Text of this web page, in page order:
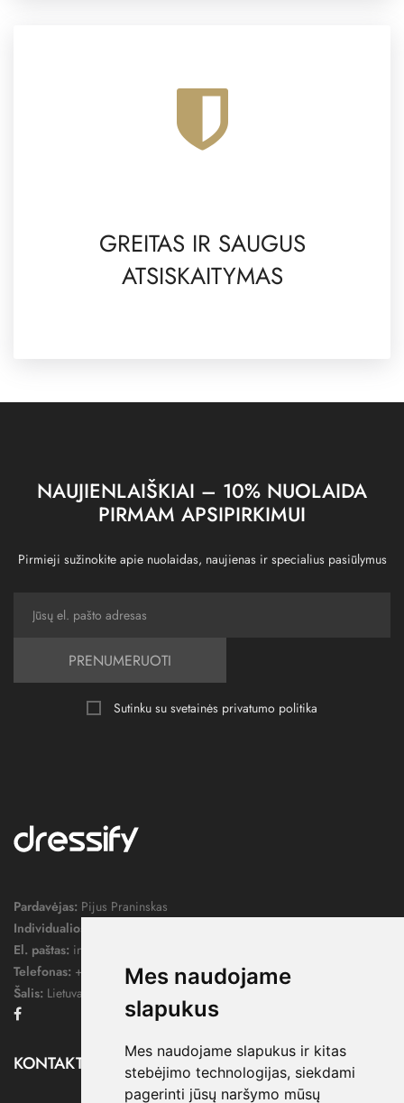
Mes naudojame
slapukus
Mes naudojame slapukus ir kitas
stebėjimo technologijas, siekdami
pagerinti jūsų naršymo mūsų
GREITAS IR SAUGUS
ATSISKAITYMAS
NAUJIENLAIŠKIAI – 10% NUOLAIDA
PIRMAM APSIPIRKIMUI
Pirmieji sužinokite apie nuolaidas, naujienas ir specialius pasiūlymus
PRENUMERUOTI
Sutinku su svetainės privatumo politika
Pardavėjas: Pijus Praninskas
Individualios veiklos pažymos nr.:
El. paštas: info@dressify.lt
Telefonas: +370 676 78578
Šalis: Lietuva
KONTAKTAI